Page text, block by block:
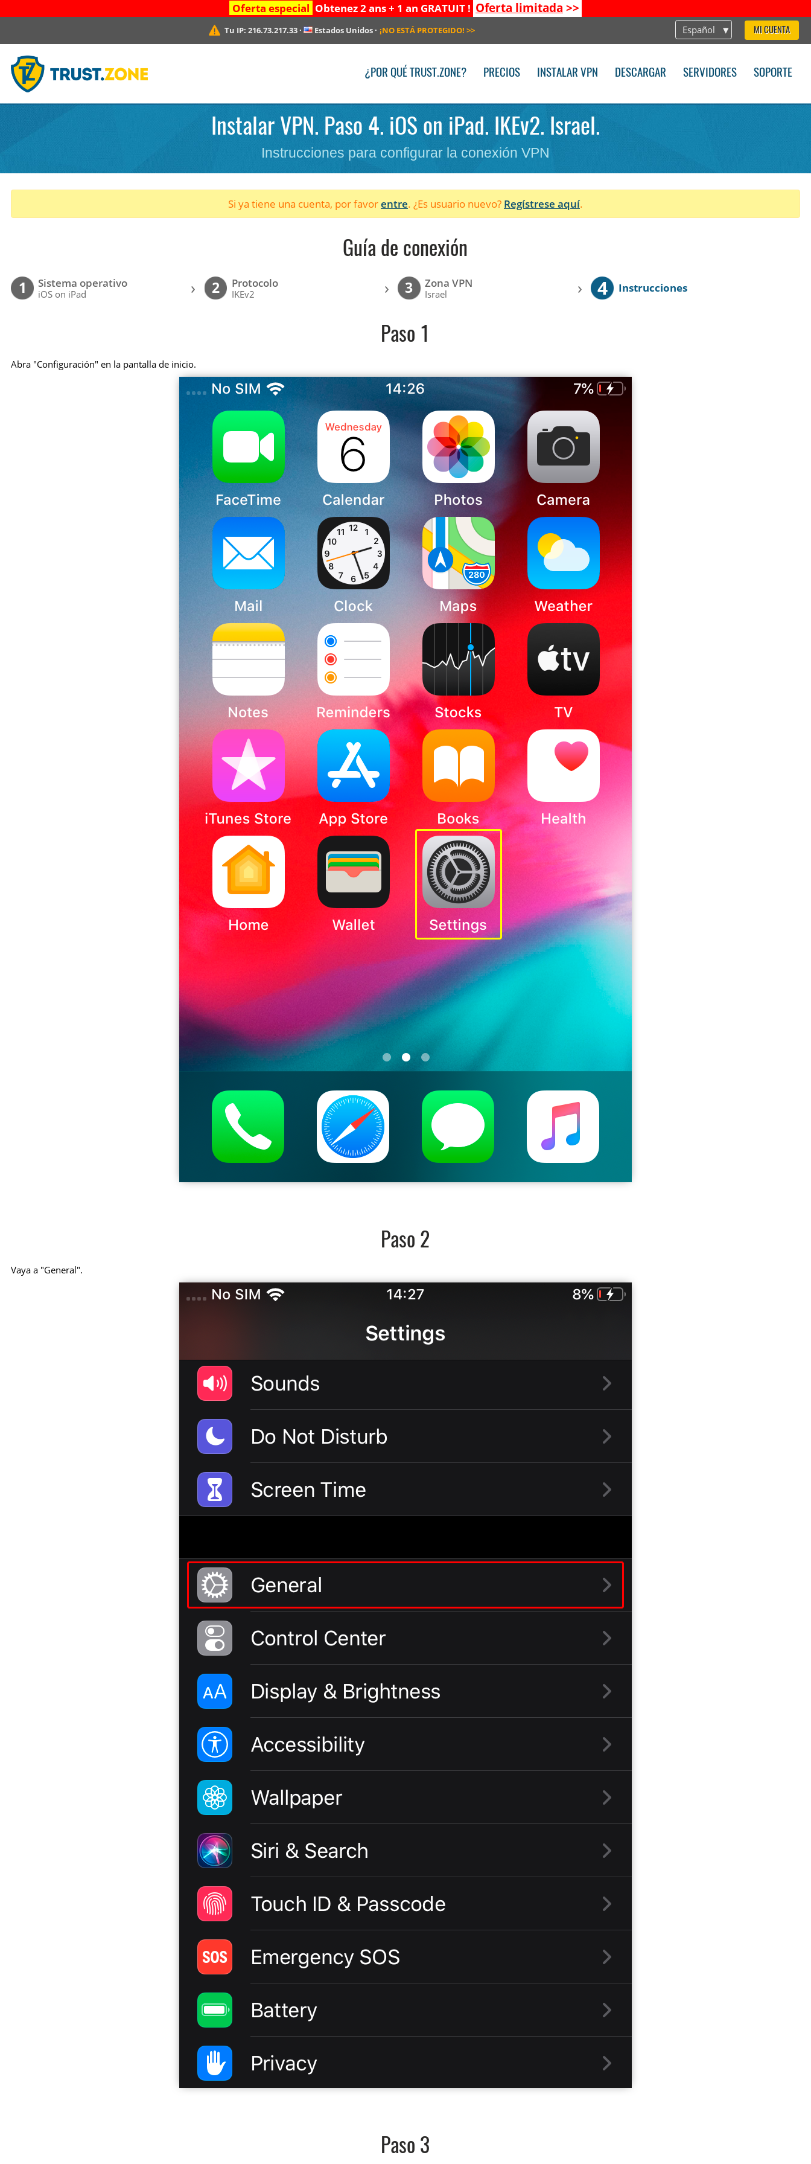
Oferta especial Obtenez 2 ans + 1 an GRATUIT ! Oferta limitada >>
Español MI CUENTA
Tu IP:216.73.217.33 · Estados Unidos · ¡NO ESTÁ PROTEGIDO! >>
¿POR QUÉ TRUST.ZONE? PRECIOS INSTALAR VPN DESCARGAR SERVIDORES SOPORTE
Instalar VPN. Paso 4. iOS on iPad. IKEv2. Israel.
Instrucciones para configurar la conexión VPN
Si ya tiene una cuenta, por favorentre. ¿Es usuario nuevo? Regístrese aquí.
Guía de conexión
1 Sistema operativo
iOS on iPad › 2 Protocolo
IKEv2 › 3 Zona VPN
Israel › 4 Instrucciones
Paso 1
Abra "Configuración" en la pantalla de inicio.
Paso 2
Vaya a "General".
Paso 3